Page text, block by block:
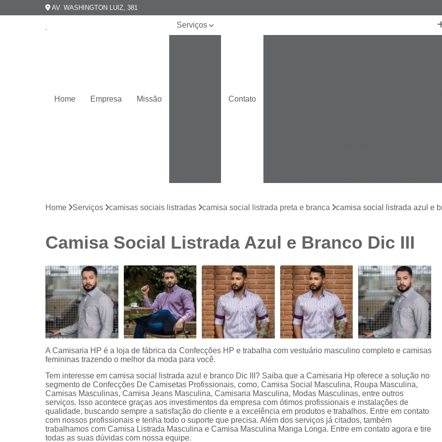
AV. WASHINGTON LUIZ, 381
Home Empresa Missão
Serviços
Camisas
branca
preço
Camisas
sociais
listradas
Camisas
sociais
curta
Camisas
sociais
manga
longa
Camisas
sociais
masculinas
Contato
Camisa Masculina
Camisa Masculina
Camisa Branca Plus Size
Camisa Jeans
Camisa Social Branca Plus Size
Camisa Social Plus Size
Camisa Xadrez Masculina Plus Size
Camisa Masculina Manga Curta Slim Fit
Camisa Slim Fit
Camisa
Camisa Social Slim Fit Masculina
Camisa
Camisa Branca Slim Masculina
Camisa Jeans Slim Masculina
Camisa Masculina Slim Fit Manga
Home Serviços camisas sociais listradas camisa social listrada preta e branca camisa social listrada azul e
Camisa Social Listrada Azul e Branco Dic III
A Camisaria HP é a loja de fábrica da Confecções HP e trabalha com vestuário masculino completo e camisas
femininas trazendo o melhor da moda para você.
Tem interesse em camisa social listrada azul e branco Dic III? Saiba que a Camisaria Hp oferece a solução no
segmento de Confecções De Camisetas Profissionais, como, Camisa Social Masculina, Roupa Masculina,
Camisas Masculinas, Camisa Jeans Masculina, Camisaria Masculina, Modas Masculinas, entre outros
serviços. Isso acontece graças aos investimentos da empresa com ótimos profissionais e instalações de
qualidade, buscando sempre a satisfação do cliente e a excelência em produtos e trabalhos. Entre em contato
com nossos profissionais e tenha todo o suporte que precisa. Além dos serviços já citados, também
trabalhamos com Camisa Listrada Masculina e Camisa Masculina Manga Longa. Entre em contato agora e tire
todas as suas dúvidas com nossa equipe.